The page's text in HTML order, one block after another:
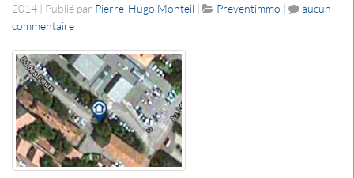
2014 | Publié par Pierre-Hugo Monteil | Preventimmo |
aucun
commentaire